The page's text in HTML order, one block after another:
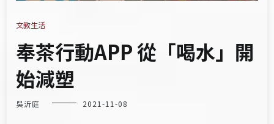
文教生活
奉茶行動APP 從「喝水」開
始減塑
吳沂庭 2021-11-08